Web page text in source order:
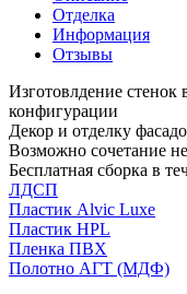
Отделка
Информация
Отзывы
Изготовлдение стенок
конфигурации
Декор и отделку
Возможно сочетание
Бесплатная сборка в
ЛДСП
Пластик Alvic Luxe
Пластик HPL
Пленка ПВХ
Полотно АГТ (МДФ)